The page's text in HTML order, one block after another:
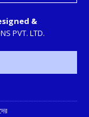
&
PVT. LTD.